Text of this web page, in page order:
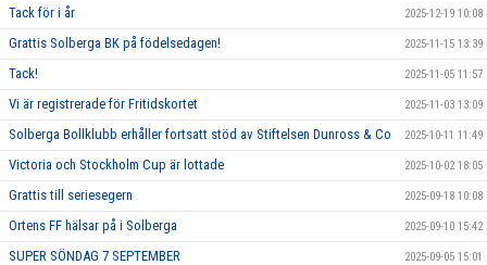
Tack för i år 2025-12-19 10:08
Grattis Solberga BK på födelsedagen! 2025-11-15 13:39
Tack! 2025-11-05 11:57
Vi är registrerade för Fritidskortet 2025-11-03 13:09
Solberga Bollklubb erhåller fortsatt stöd av Stiftelsen Dunross & Co 2025-10-11 11:49
Victoria och Stockholm Cup är lottade 2025-10-02 18:05
Grattis till seriesegern 2025-09-18 10:08
Ortens FF hälsar på i Solberga 2025-09-10 15:42
SUPER SÖNDAG 7 SEPTEMBER 2025-09-05 15:01